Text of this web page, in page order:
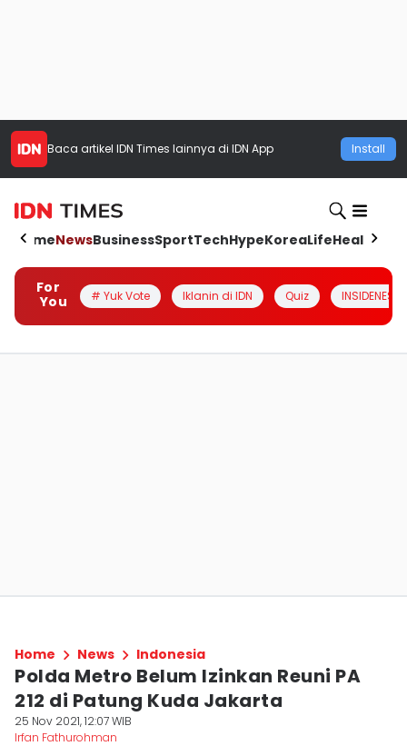
Baca artikel IDN Times lainnya di IDN App Install
HomeNewsBusinessSportTechHypeKoreaLifeHealth
For
You
# Yuk Vote Iklanin di IDN Quiz INSIDENESIA
Home News Indonesia
Polda Metro Belum Izinkan Reuni PA
212 di Patung Kuda Jakarta
25 Nov 2021, 12:07 WIB
Irfan Fathurohman